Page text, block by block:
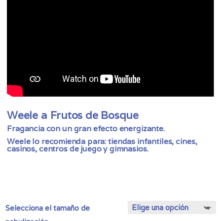
Weele a Frutos de Bosque
Fragancia con un gran efecto energizante.
Weele lo recomienda para: tiendas infantiles, cines,
casinos, centros de juego y gimnasios.
Selecciona el tamaño de